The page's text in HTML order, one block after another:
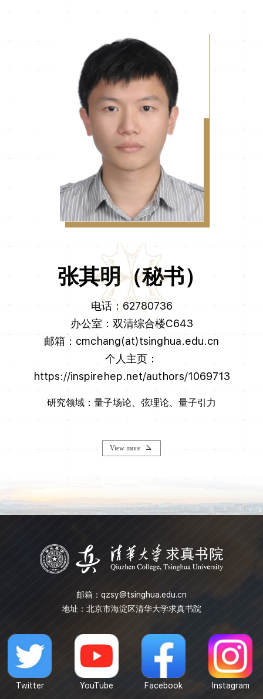
张其明（秘书）
电话：62780736
办公室：双清综合楼C643
邮箱：cmchang(at)tsinghua.edu.cn
个人主页：
https://inspirehep.net/authors/1069713
研究领域：量子场论、弦理论、量子引力
View more
邮箱： qzsy@tsinghua.edu.cn
地址：北京市海淀区清华大学求真书院
Twitter YouTube Facebook Instagram